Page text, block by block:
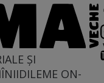
ȘI
DILEME ON-